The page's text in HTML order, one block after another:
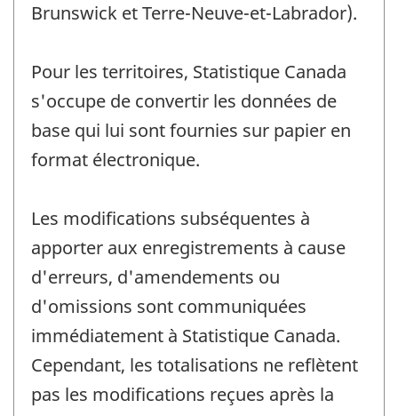
Brunswick et Terre-Neuve-et-Labrador).
Pour les territoires, Statistique Canada
s'occupe de convertir les données de
base qui lui sont fournies sur papier en
format électronique.
Les modifications subséquentes à
apporter aux enregistrements à cause
d'erreurs, d'amendements ou
d'omissions sont communiquées
immédiatement à Statistique Canada.
Cependant, les totalisations ne reflètent
pas les modifications reçues après la